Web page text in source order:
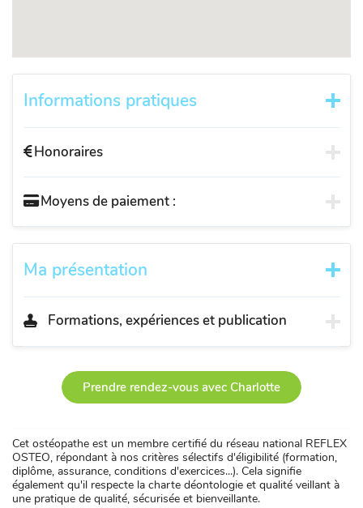
Informations pratiques
Honoraires
Moyens de paiement :
Ma présentation
Formations, expériences et publication
Prendre rendez-vous avec Charlotte
Cet ostéopathe est un membre certifié du réseau national REFLEX
OSTEO, répondant à nos critères sélectifs d'éligibilité (formation,
diplôme, assurance, conditions d'exercices...). Cela signifie
également qu'il respecte la charte déontologie et qualité veillant à
une pratique de qualité, sécurisée et bienveillante.